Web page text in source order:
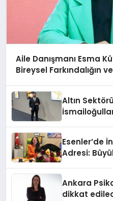
Aile Danışmanı Esma
Bireysel Farkındalığın
Altın
Esenler’de
Adresi:
Ankara
dikkat